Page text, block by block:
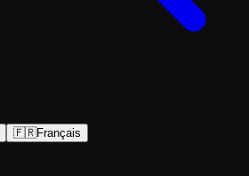
🇫🇷Français